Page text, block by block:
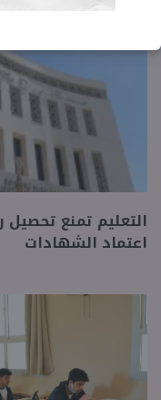
التعليم تمنع
اعتماد الشهادات